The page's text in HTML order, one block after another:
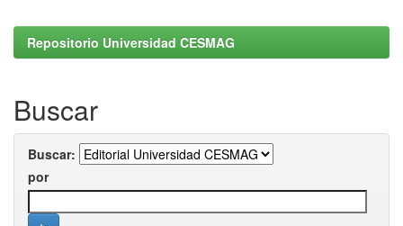
Repositorio Universidad CESMAG
Buscar
Buscar:
por